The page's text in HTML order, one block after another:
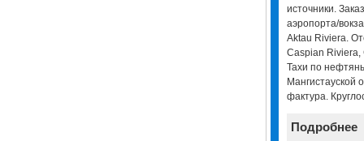
источники.
аэропорта/
Aktau Riviera.
Caspian Riviera,
Тахи по
Мангистауской
фактура.
Подробнее